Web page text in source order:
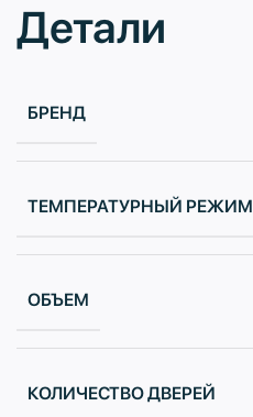
Детали
БРЕНД
ТЕМПЕРАТУРНЫЙ РЕЖИМ
ОБЪЕМ
КОЛИЧЕСТВО ДВЕРЕЙ